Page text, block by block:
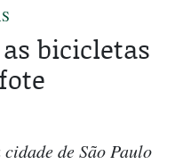
bicicletas
de São Paulo